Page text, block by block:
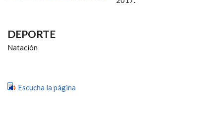
DEPORTE
Natación
Escucha la página